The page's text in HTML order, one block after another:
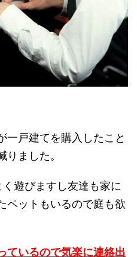
一戸建てを購入したこと
ました。
遊びますし友達も家に
ペットもいるので庭も欲
ているので気楽に連絡出